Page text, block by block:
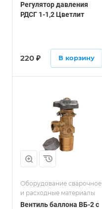
Регулятор давления
РДСГ 1-1,2 Цветлит
220 ₽ В корзину
Оборудование сварочное
и расходные материалы
Вентиль баллона ВБ-2 с